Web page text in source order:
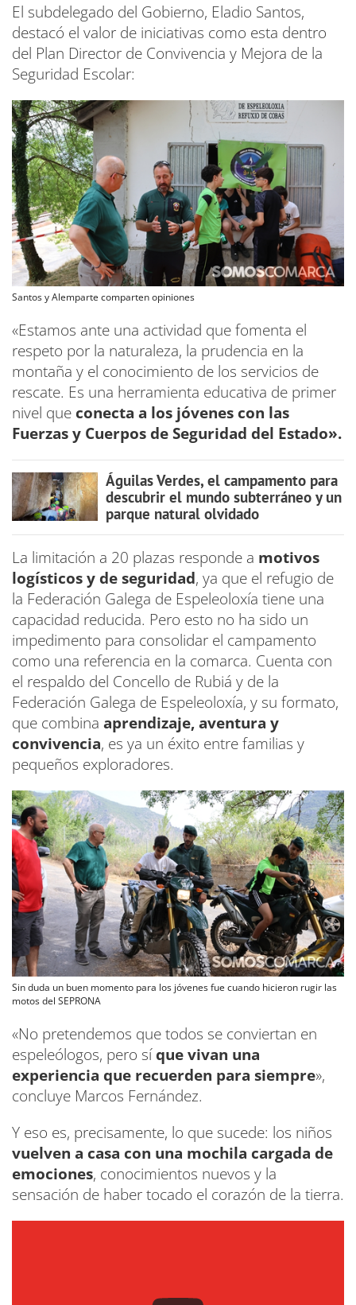
El subdelegado del Gobierno, Eladio Santos,
destacó el valor de iniciativas como esta dentro
del Plan Director de Convivencia y Mejora de la
Seguridad Escolar:
Santos y Alemparte comparten opiniones
«Estamos ante una actividad que fomenta el
respeto por la naturaleza, la prudencia en la
montaña y el conocimiento de los servicios de
rescate. Es una herramienta educativa de primer
nivel que conecta a los jóvenes con las
Fuerzas y Cuerpos de Seguridad del Estado».
Águilas Verdes, el campamento para
descubrir el mundo subterráneo y un
parque natural olvidado
La limitación a 20 plazas responde a motivos
logísticos y de seguridad, ya que el refugio de
la Federación Galega de Espeleoloxía tiene una
capacidad reducida. Pero esto no ha sido un
impedimento para consolidar el campamento
como una referencia en la comarca. Cuenta con
el respaldo del Concello de Rubiá y de la
Federación Galega de Espeleoloxía, y su formato,
que combina aprendizaje, aventura y
convivencia, es ya un éxito entre familias y
pequeños exploradores.
Sin duda un buen momento para los jóvenes fue cuando hicieron rugir las
motos del SEPRONA
«No pretendemos que todos se conviertan en
espeleólogos, pero síque vivan una
experiencia que recuerden para siempre»,
concluye Marcos Fernández.
Y eso es, precisamente, lo que sucede: los niños
vuelven a casa con una mochila cargada de
emociones, conocimientos nuevos y la
sensación de haber tocado el corazón de la tierra.